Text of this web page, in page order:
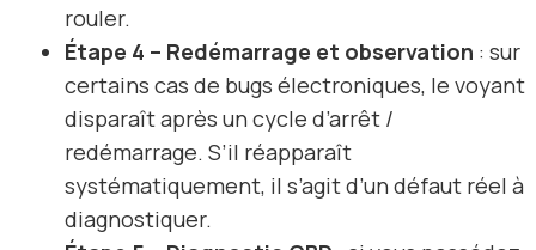
rouler.
Étape 4 – Redémarrage et observation : sur
certains cas de bugs électroniques, le voyant
disparaît après un cycle d’arrêt /
redémarrage. S’il réapparaît
systématiquement, il s’agit d’un défaut réel à
diagnostiquer.